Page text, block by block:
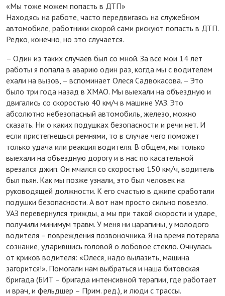
«Мы тоже можем попасть в ДТП»
Находясь на работе, часто передвигаясь на служебном
автомобиле, работники скорой сами рискуют попасть в ДТП.
Редко, конечно, но это случается.
– Один из таких случаев был со мной. За все мои 14 лет
работы я попала в аварию один раз, когда мы с водителем
ехали на вызов, – вспоминает Олеся Садвокасова. – Это
было три года назад в ХМАО. Мы выехали на объездную и
двигались со скоростью 40 км/ч в машине УАЗ. Это
абсолютно небезопасный автомобиль, железо, можно
сказать. Ни о каких подушках безопасности и речи нет. И
если пристегнешься ремнями, то в случае чего поможет
только удача или реакция водителя. В общем, мы только
выехали на объездную дорогу и в нас по касательной
врезался джип. Он мчался со скоростью 150 км/ч, водитель
был пьян. Как мы позже узнали, это был человек на
руководящей должности. К его счастью в джипе сработали
подушки безопасности. А вот нам просто сильно повезло.
УАЗ перевернулся трижды, а мы при такой скорости и ударе,
получили минимум травм. У меня ни царапины, у молодого
водителя – повреждения позвоночника. Я на время потеряла
сознание, ударившись головой о лобовое стекло. Очнулась
от криков водителя: «Олеся, надо вылазить, машина
загорится!». Помогали нам выбраться и наша битовская
бригада (БИТ – бригада интенсивной терапии, где работает
и врач, и фельдшер – Прим. ред.), и люди с трассы.